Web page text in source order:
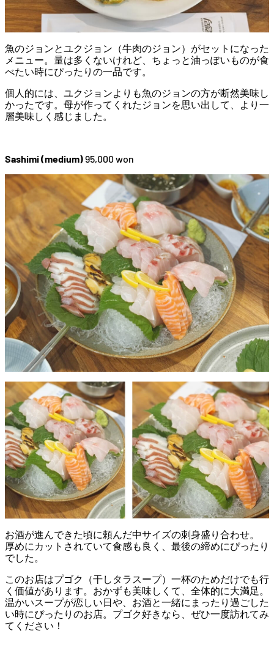
魚のジョンとユクジョン（牛肉のジョン）がセットになった
メニュー。量は多くないけれど、ちょっと油っぽいものが食
べたい時にぴったりの一品です。
個人的には、ユクジョンよりも魚のジョンの方が断然美味し
かったです。母が作ってくれたジョンを思い出して、より一
層美味しく感じました。
Sashimi (medium)95,000 won
お酒が進んできた頃に頼んだ中サイズの刺身盛り合わせ。
厚めにカットされていて食感も良く、最後の締めにぴったり
でした。
このお店はプゴク（干しタラスープ）一杯のためだけでも行
く価値があります。おかずも美味しくて、全体的に大満足。
温かいスープが恋しい日や、お酒と一緒にまったり過ごした
い時にぴったりのお店。プゴク好きなら、ぜひ一度訪れてみ
てください！